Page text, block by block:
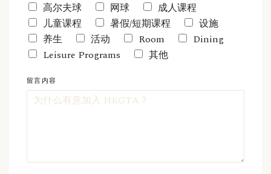
高尔夫球 网球
成人课程
儿童课程
暑假/短期课程
设施
养生
活动 Room
Dining
Leisure Programs
其他
留言内容